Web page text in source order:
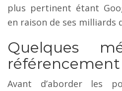
plus pertinent étant
en raison de ses milliards
Quelques
référencement
Avant d’aborder les